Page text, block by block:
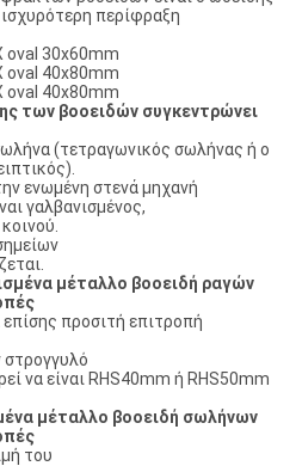
περίφραξη
oval 30x60mm
oval 40x80mm
oval 40x80mm
των βοοειδών συγκεντρώνει
(τετραγωνικός σωλήνας ή ο
ενωμένη στενά μηχανή
γαλβανισμένος,
μέταλλο βοοειδή ραγών
προσιτή επιτροπή
στρογγυλό
να είναι RHS40mm ή RHS50mm
μέταλλο βοοειδή σωλήνων
του